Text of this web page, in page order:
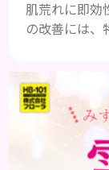
肌荒れに即効
の改善には、
を高め、荒れ
ビタミンA：
人参、ほうれ
ターンオー
ます。特に
即効性が期